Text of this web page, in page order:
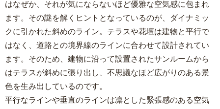
はなぜか、それが気にならないほど優雅な空気感に包まれ
ます。その謎を解くヒントとなっているのが、ダイナミッ
クに引かれた斜めのライン。テラスや花壇は建物と平行で
はなく、道路との境界線のラインに合わせて設計されてい
ます。そのため、建物に沿って設置されたサンルームから
はテラスが斜めに張り出し、不思議なほど広がりのある景
色を生み出しているのです。
平行なラインや垂直のラインは凛とした緊張感のある空気